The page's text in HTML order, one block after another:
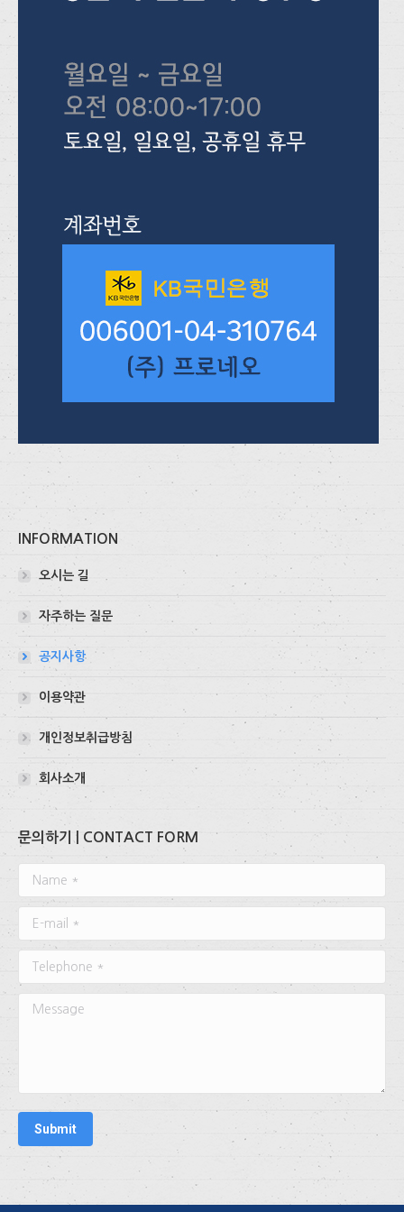
INFORMATION
오시는 길
자주하는 질문
공지사항
이용약관
개인정보취급방침
회사소개
문의하기 | CONTACT FORM
Name *
E-mail *
Telephone *
Message
Submit